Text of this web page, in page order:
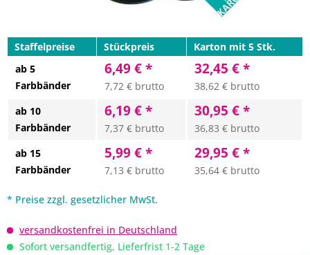
Staffelpreise Stückpreis
Karton mit 5 Stk.
ab 5
Farbbänder
6,49 € *
7,72 € brutto
32,45 € *
38,62 € brutto
ab 10
Farbbänder
6,19 € *
7,37 € brutto
30,95 € *
36,83 € brutto
ab 15
Farbbänder
5,99 € *
7,13 € brutto
29,95 € *
35,64 € brutto
* Preise zzgl. gesetzlicher MwSt.
versandkostenfrei in Deutschland
Sofort versandfertig, Lieferfrist 1-2 Tage